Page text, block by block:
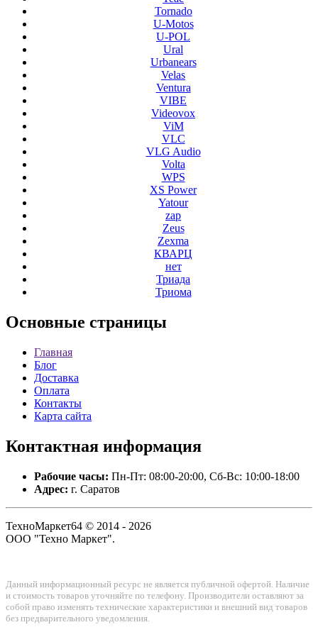
Tornado
U-Motos
U-POL
Ural
Urbanears
Velas
Ventura
VIBE
Videovox
ViM
VLC
VLG Audio
Volta
WPS
XS Power
Yatour
zap
Zeus
Zexma
КВАРЦ
нет
Триада
Триома
Основные страницы
Главная
Блог
Доставка
Оплата
Контакты
Карта сайта
Контактная информация
Рабочие часы: Пн-Пт: 08:00-20:00, Сб-Вс: 10:00-18:00
Адрес: г. Саратов
ТехноМаркет64 © 2014 - 2026
ООО "Техно Маркет".
Данный информационный ресурс не является публичной офертой. Наличие
и стоимость товаров уточняйте по телефону. Производители оставляют за
собой право изменять технические характеристики и внешний вид товаров
без предварительного уведомления.